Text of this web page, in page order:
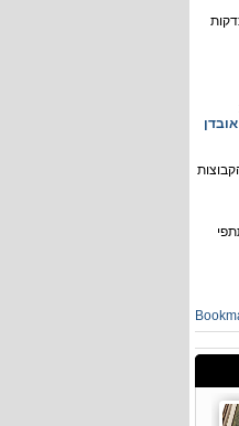
אובדן